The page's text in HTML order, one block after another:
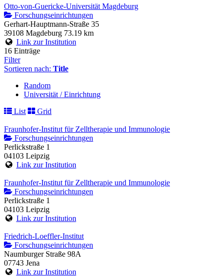
Otto-von-Guericke-Universität Magdeburg
Forschungseinrichtungen
Gerhart-Hauptmann-Straße 35
39108 Magdeburg 73.19 km
Link zur Institution
16 Einträge
Filter
Sortieren nach: Title
Random
Universität / Einrichtung
List
Grid
Fraunhofer-Institut für Zelltherapie und Immunologie
Forschungseinrichtungen
Perlickstraße 1
04103 Leipzig
Link zur Institution
Fraunhofer-Institut für Zelltherapie und Immunologie
Forschungseinrichtungen
Perlickstraße 1
04103 Leipzig
Link zur Institution
Friedrich-Loeffler-Institut
Forschungseinrichtungen
Naumburger Straße 98A
07743 Jena
Link zur Institution